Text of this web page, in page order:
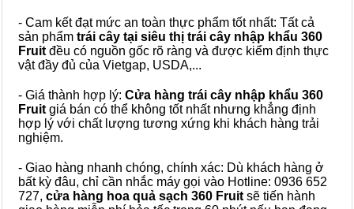
- Cam kết đạt mức an toàn thực phẩm tốt nhất: Tất cả
sản phẩm trái cây tại siêu thị trái cây nhập khẩu 360
Fruit đều có nguồn gốc rõ ràng và được kiểm định thực
vật đầy đủ của Vietgap, USDA,...
- Giá thành hợp lý: Cửa hàng trái cây nhập khẩu 360
Fruit giá bán có thể không tốt nhất nhưng khẳng định
hợp lý với chất lượng tương xứng khi khách hàng trải
nghiệm.
- Giao hàng nhanh chóng, chính xác: Dù khách hàng ở
bất kỳ đâu, chỉ cần nhắc máy gọi vào Hotline: 0936 652
727, cửa hàng hoa quả sạch 360 Fruit sẽ tiến hành